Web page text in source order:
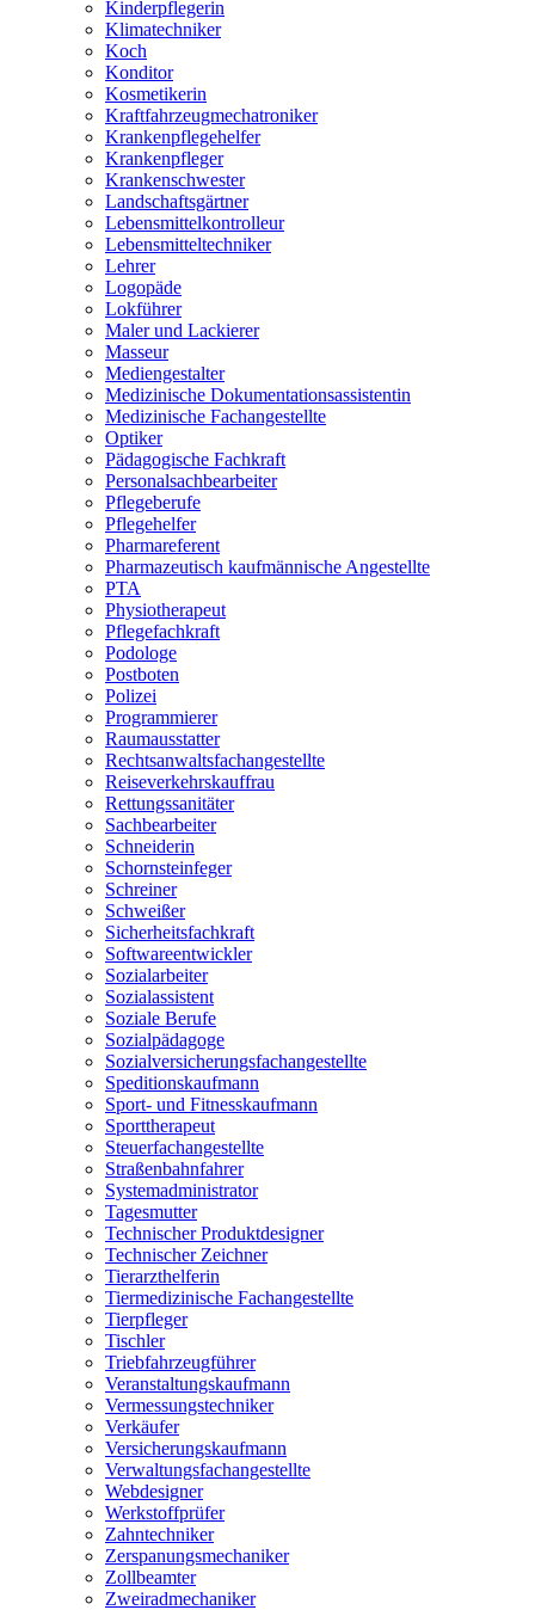
Kinderpflegerin
Klimatechniker
Koch
Konditor
Kosmetikerin
Kraftfahrzeugmechatroniker
Krankenpflegehelfer
Krankenpfleger
Krankenschwester
Landschaftsgärtner
Lebensmittelkontrolleur
Lebensmitteltechniker
Lehrer
Logopäde
Lokführer
Maler und Lackierer
Masseur
Mediengestalter
Medizinische Dokumentationsassistentin
Medizinische Fachangestellte
Optiker
Pädagogische Fachkraft
Personalsachbearbeiter
Pflegeberufe
Pflegehelfer
Pharmareferent
Pharmazeutisch kaufmännische Angestellte
PTA
Physiotherapeut
Pflegefachkraft
Podologe
Postboten
Polizei
Programmierer
Raumausstatter
Rechtsanwaltsfachangestellte
Reiseverkehrskauffrau
Rettungssanitäter
Sachbearbeiter
Schneiderin
Schornsteinfeger
Schreiner
Schweißer
Sicherheitsfachkraft
Softwareentwickler
Sozialarbeiter
Sozialassistent
Soziale Berufe
Sozialpädagoge
Sozialversicherungsfachangestellte
Speditionskaufmann
Sport- und Fitnesskaufmann
Sporttherapeut
Steuerfachangestellte
Straßenbahnfahrer
Systemadministrator
Tagesmutter
Technischer Produktdesigner
Technischer Zeichner
Tierarzthelferin
Tiermedizinische Fachangestellte
Tierpfleger
Tischler
Triebfahrzeugführer
Veranstaltungskaufmann
Vermessungstechniker
Verkäufer
Versicherungskaufmann
Verwaltungsfachangestellte
Webdesigner
Werkstoffprüfer
Zahntechniker
Zerspanungsmechaniker
Zollbeamter
Zweiradmechaniker